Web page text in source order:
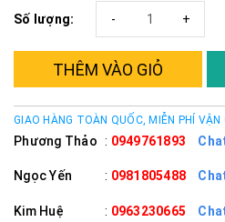
Số lượng: +
-
THÊM VÀO GIỎ
GIAO HÀNG TOÀN QUỐC, MIỄN PHÍ VẬN
Phương Thảo : 0949761893
Ngọc Yến : 0981805488
Kim Huệ : 0963230665